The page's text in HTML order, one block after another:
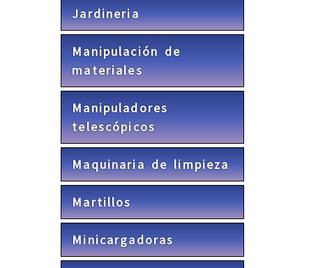
Jardineria
Manipulación de
materiales
Manipuladores
telescópicos
Maquinaria de limpieza
Martillos
Minicargadoras